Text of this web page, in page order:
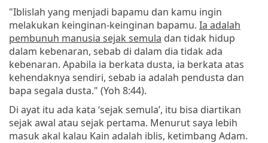
"Iblislah yang menjadi bapamu dan kamu ingin
melakukan keinginan-keinginan bapamu. Ia adalah
pembunuh manusia sejak semula dan tidak hidup
dalam kebenaran, sebab di dalam dia tidak ada
kebenaran. Apabila ia berkata dusta, ia berkata atas
kehendaknya sendiri, sebab ia adalah pendusta dan
bapa segala dusta." (Yoh 8:44).
Di ayat itu ada kata ‘sejak semula’, itu bisa diartikan
sejak awal atau sejak pertama. Menurut saya lebih
masuk akal kalau Kain adalah iblis, ketimbang Adam.